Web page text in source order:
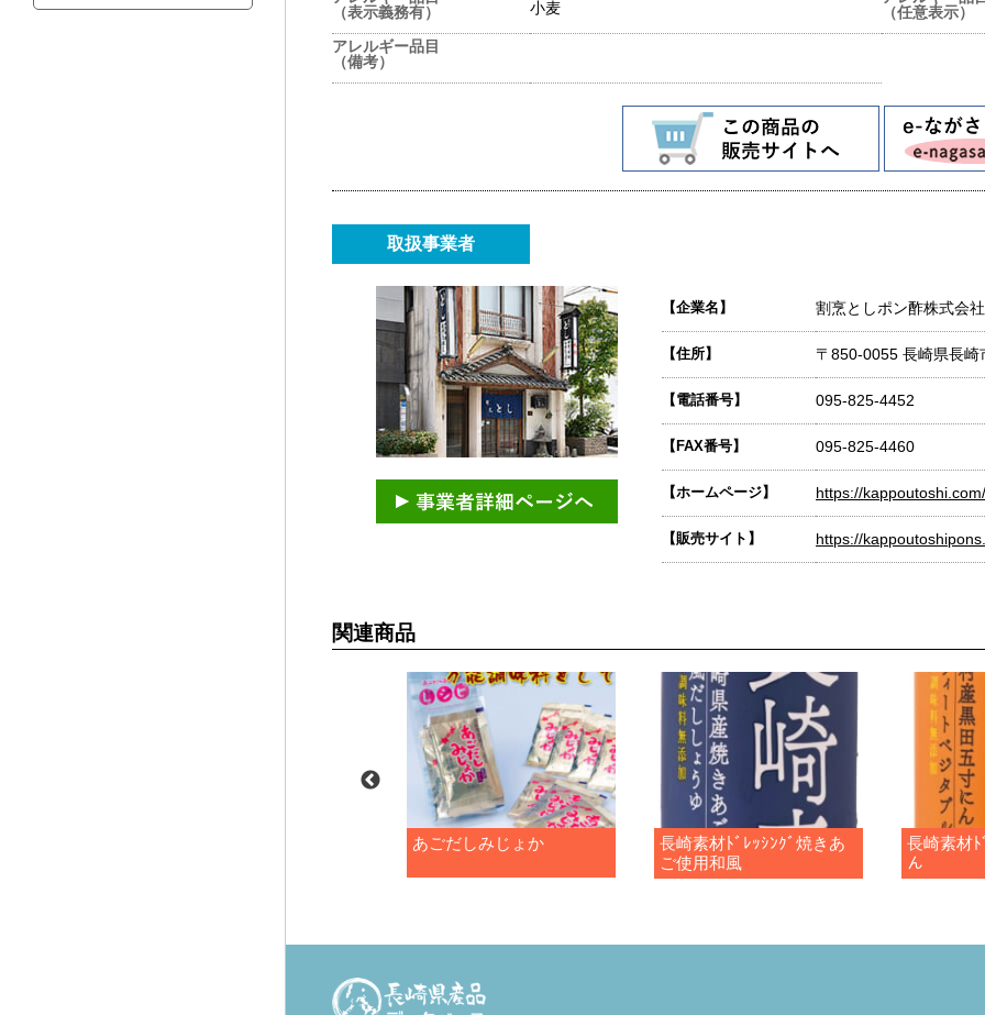
（表示義務有）
小麦
（任意表示）
アレルギー品目
（備考）
取扱事業者
【企業名】 割烹としポン酢株式会社
【住所】 〒850-0055 長崎県長崎
【電話番号】 095-825-4452
【FAX番号】 095-825-4460
【ホームページ】 https://kappoutoshi.com/
【販売サイト】 https://
関連商品
あごだしみじょか
長崎素材ﾄﾞﾚｯｼﾝｸﾞ焼きあ
ご使用和風
長崎素材ﾄ
ん